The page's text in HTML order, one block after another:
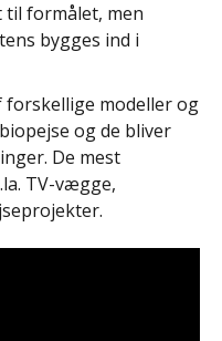
til formålet, men
bygges ind i
modeller og
og de bliver
De mest
TV-vægge,